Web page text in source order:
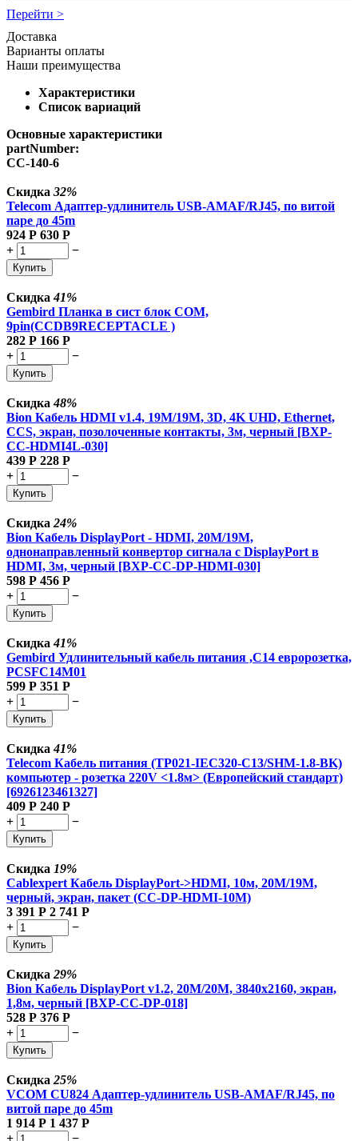
Перейти >
Доставка
Варианты оплаты
Наши преимущества
Характеристики
Список вариаций
Основные характеристики
partNumber:
CC-140-6
Скидка 32%
Telecom Адаптер-удлинитель USB-AMAF/RJ45, по витой
паре до 45m
924 Р 630 Р
+
−
Купить
Скидка41%
Gembird Планка в сист блок COM,
9pin(CCDB9RECEPTACLE )
282 Р 166 Р
+
−
Купить
Скидка48%
Bion Кабель HDMI v1.4, 19M/19M, 3D, 4K UHD, Ethernet,
CCS, экран, позолоченные контакты, 3м, черный [BXP-
CC-HDMI4L-030]
439 Р 228 Р
+
−
Купить
Скидка 24%
Bion Кабель DisplayPort - HDMI, 20M/19M,
однонаправленный конвертор сигнала с DisplayPort в
HDMI, 3м, черный [BXP-CC-DP-HDMI-030]
598 Р 456 Р
+
−
Купить
Скидка41%
Gembird Удлинительный кабель питания ,C14 евророзетка,
PCSFC14M01
599 Р 351 Р
+
−
Купить
Скидка41%
Telecom Кабель питания (TP021-IEC320-C13/SHM-1.8-BK)
компьютер - розетка 220V <1.8м> (Европейский стандарт)
[6926123461327]
409 Р 240 Р
+
−
Купить
Скидка 19%
Cablexpert Кабель DisplayPort->HDMI, 10м, 20M/19M,
черный, экран, пакет (CC-DP-HDMI-10M)
3 391 Р 2 741 Р
+
−
Купить
Скидка 29%
Bion Кабель DisplayPort v1.2, 20M/20M, 3840x2160, экран,
1,8м, черный [BXP-CC-DP-018]
528 Р 376 Р
+
−
Купить
Скидка 25%
VCOM CU824 Адаптер-удлинитель USB-AMAF/RJ45, по
витой паре до 45m
1 914 Р 1 437 Р
+
−